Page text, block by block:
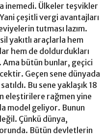
inemedi. Ülkeler teşvikler
çeşitli vergi avantajları
tutması lazım.
yakıtlı araçlarla hem
hem de doldurdukları
Ama bütün bunlar, geçici
Geçen sene dünyada
Bu sene yaklaşık 18
eleştirilere rağmen yine
model geliyor. Bunun
Çünkü dünya,
Bütün devletlerin